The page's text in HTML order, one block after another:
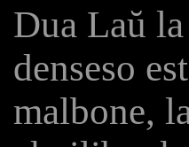
Dua Laŭ
denseso
malbone,